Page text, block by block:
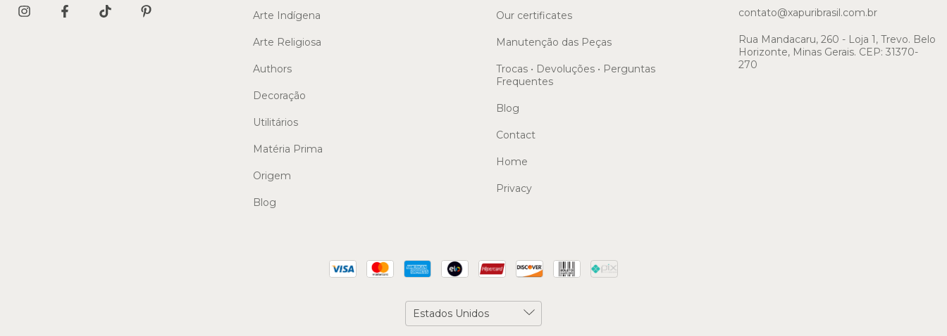
Arte Indígena
Arte Religiosa
Authors
Decoração
Utilitários
Matéria Prima
Origem
Blog
Our certificates
Manutenção das Peças
Trocas • Devoluções • Perguntas
Frequentes
Blog
Contact
Home
Privacy
contato@xapuribrasil.com.br
Rua Mandacaru, 260 - Loja 1, Trevo. Belo
Horizonte, Minas Gerais. CEP: 31370-
270